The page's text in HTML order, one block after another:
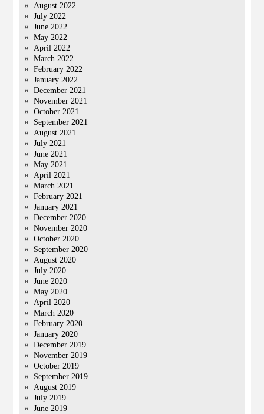
August 2022
July 2022
June 2022
May 2022
April 2022
March 2022
February 2022
January 2022
December 2021
November 2021
October 2021
September 2021
August 2021
July 2021
June 2021
May 2021
April 2021
March 2021
February 2021
January 2021
December 2020
November 2020
October 2020
September 2020
August 2020
July 2020
June 2020
May 2020
April 2020
March 2020
February 2020
January 2020
December 2019
November 2019
October 2019
September 2019
August 2019
July 2019
June 2019